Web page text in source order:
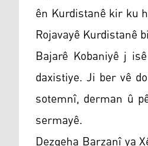
ên Kurdistanê kir ku
Rojavayê Kurdistanê
Bajarê Kobaniyê j
daxistiye. Ji ber vê
sotemnî, derman û
sermayê.